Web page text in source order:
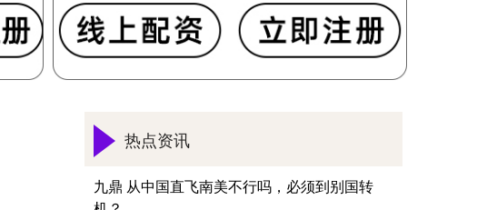
热点资讯
九鼎 从中国直飞南美不行吗，必须到别国转